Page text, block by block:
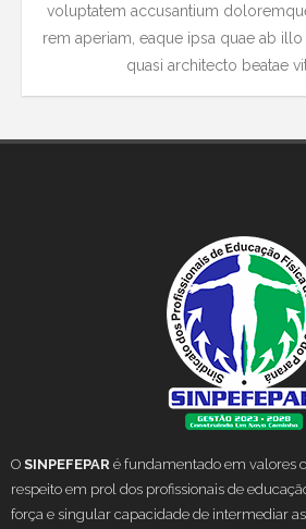
voluptatem accusantium
rem aperiam, eaque ipsa quae ab
quasi architecto beatae
O SINPEFEPAR é fundamentado em valores
respeito em prol dos profissionais de
força e singular capacidade de intermediar